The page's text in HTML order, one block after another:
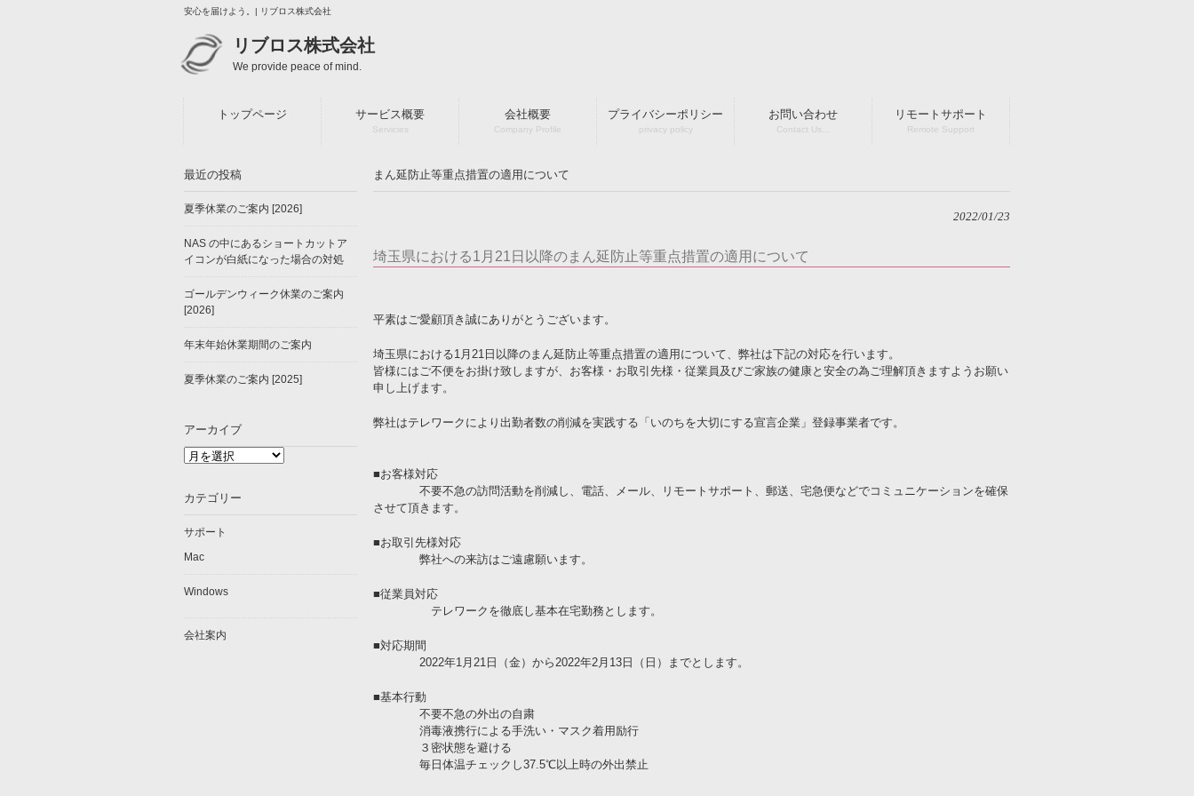
安心を届けよう。| リブロス株式会社
リブロス株式会社
We provide peace of mind.
トップページ サービス概要
Servicies
会社概要
Company Profile
プライバシーポリシー
privacy policy
お問い合わせ
Contact Us…
リモートサポート
Remote Support
まん延防止等重点措置の適用について
2022/01/23
埼玉県における1月21日以降のまん延防止等重点措置の適用について
平素はご愛顧頂き誠にありがとうございます。
埼玉県における1月21日以降のまん延防止等重点措置の適用について、弊社は下記の対応を行います。
皆様にはご不便をお掛け致しますが、お客様・お取引先様・従業員及びご家族の健康と安全の為ご理解頂きますようお願い
申し上げます。
弊社はテレワークにより出勤者数の削減を実践する「いのちを大切にする宣言企業」登録事業者です。
■お客様対応
不要不急の訪問活動を削減し、電話、メール、リモートサポート、郵送、宅急便などでコミュニケーションを確保
させて頂きます。
■お取引先様対応
弊社への来訪はご遠慮願います。
■従業員対応
テレワークを徹底し基本在宅勤務とします。
■対応期間
2022年1月21日（金）から2022年2月13日（日）までとします。
■基本行動
不要不急の外出の自粛
消毒液携行による手洗い・マスク着用励行
３密状態を避ける
毎日体温チェックし37.5℃以上時の外出禁止
最近の投稿
夏季休業のご案内 [2026]
NAS の中にあるショートカットア
イコンが白紙になった場合の対処
ゴールデンウィーク休業のご案内
[2026]
年末年始休業期間のご案内
夏季休業のご案内 [2025]
アーカイブ
ア
イ
カテゴリー
サポート
Mac
Windows
会社案内